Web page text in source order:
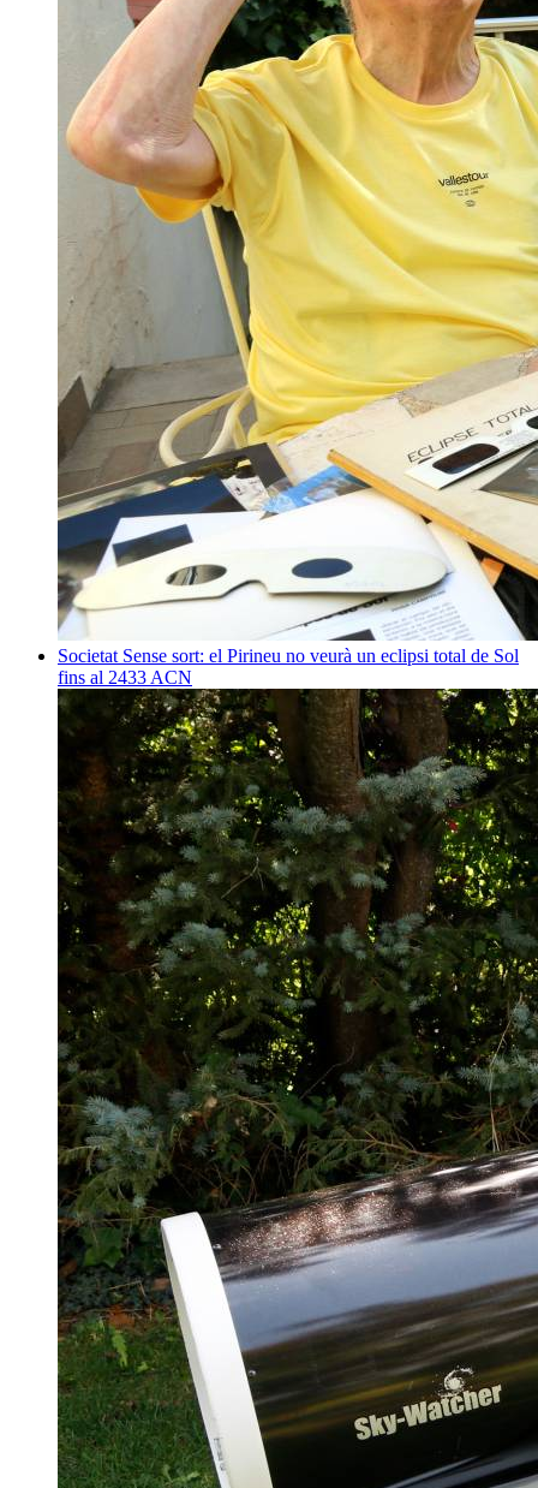
Societat Sense sort: el Pirineu no veurà un eclipsi total de Sol
fins al 2433 ACN